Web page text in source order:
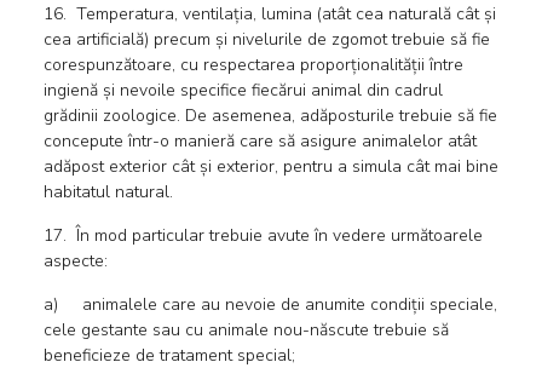
16. Temperatura, ventilația, lumina (atât cea naturală cât și
cea artificială) precum și nivelurile de zgomot trebuie să fie
corespunzătoare, cu respectarea proporționalității între
ingienă și nevoile specifice fiecărui animal din cadrul
grădinii zoologice. De asemenea, adăposturile trebuie să fie
concepute într-o manieră care să asigure animalelor atât
adăpost exterior cât și exterior, pentru a simula cât mai bine
habitatul natural.
17. În mod particular trebuie avute în vedere următoarele
aspecte:
a) animalele care au nevoie de anumite condiții speciale,
cele gestante sau cu animale nou-născute trebuie să
beneficieze de tratament special;